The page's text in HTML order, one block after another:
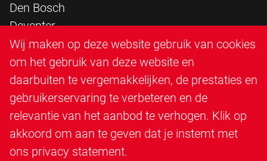
Den Bosch
Deventer
Epe
Sittard
Triangle Infra
Triangle Steigerbouw
Utrecht
Veenendaal
Zutphen
Wij maken op deze website gebruik van cookies
om het gebruik van deze website en
daarbuiten te vergemakkelijken, de prestaties en
gebruikerservaring te verbeteren en de
relevantie van het aanbod te verhogen. Klik op
akkoord om aan te geven dat je instemt met
ons privacy statement.